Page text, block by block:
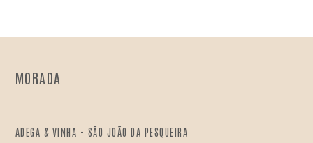
MORADA
ADEGA & VINHA - SÃO JOÃO DA PESQUEIRA